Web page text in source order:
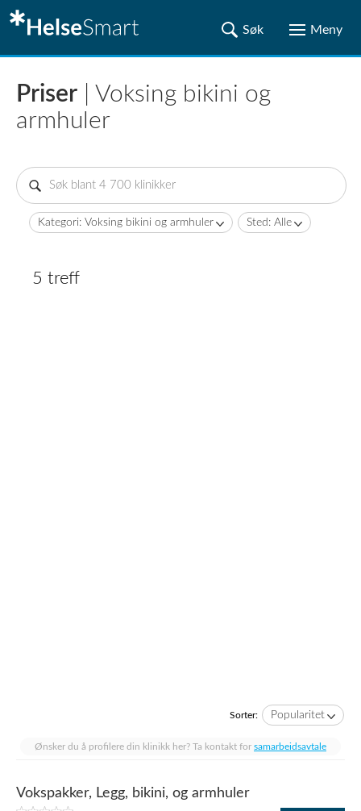
Priser | Voksing bikini og
armhuler
Kategori: Voksing bikini og armhuler Sted: Alle
5 treff
Sorter: Popularitet
Ønsker du å profilere din klinikk her? Ta kontakt for samarbeidsavtale
Vokspakker, Legg, bikini, og armhuler